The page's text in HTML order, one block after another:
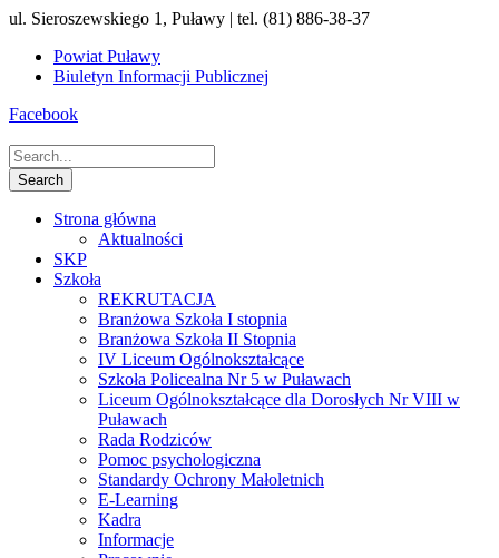
ul. Sieroszewskiego 1, Puławy | tel. (81) 886-38-37
Powiat Puławy
Biuletyn Informacji Publicznej
Facebook
Strona główna
Aktualności
SKP
Szkoła
REKRUTACJA
Branżowa Szkoła I stopnia
Branżowa Szkoła II Stopnia
IV Liceum Ogólnokształcące
Szkoła Policealna Nr 5 w Puławach
Liceum Ogólnokształcące dla Dorosłych Nr VIII w
Puławach
Rada Rodziców
Pomoc psychologiczna
Standardy Ochrony Małoletnich
E-Learning
Kadra
Informacje